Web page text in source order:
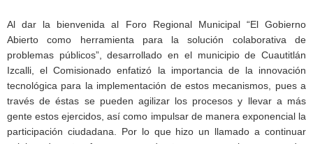
Al dar la bienvenida al Foro Regional Municipal “El Gobierno
Abierto como herramienta para la solución colaborativa de
problemas públicos”, desarrollado en el municipio de Cuautitlán
Izcalli, el Comisionado enfatizó la importancia de la innovación
tecnológica para la implementación de estos mecanismos, pues a
través de éstas se pueden agilizar los procesos y llevar a más
gente estos ejercidos, así como impulsar de manera exponencial la
participación ciudadana. Por lo que hizo un llamado a continuar